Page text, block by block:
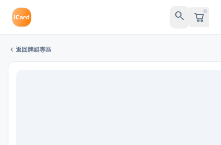
search
chevron_left 返回牌組專區